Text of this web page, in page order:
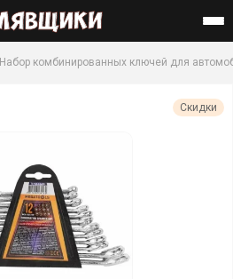
Найти
Набор комбинированных ключей для
Скидки